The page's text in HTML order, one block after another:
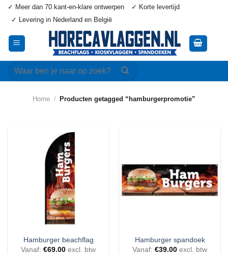
Ga
naar
✓ Meer dan 70 kant-en-klare ontwerpen
✓ Korte levertijd
✓ Levering in Nederland en België
Zoeken
Home / Producten getagged “hamburgerpromotie”
Hamburger beachflag
Vanaf: €69.00 excl. btw
Hamburger spandoek
Vanaf: €39.00 excl. btw